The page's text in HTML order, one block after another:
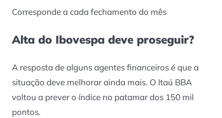
Corresponde a cada fechamento do mês
Alta do Ibovespa deve proseguir?
A resposta de alguns agentes financeiros é que a
situação deve melhorar ainda mais. O Itaú BBA
voltou a prever o índice no patamar dos 150 mil
pontos.